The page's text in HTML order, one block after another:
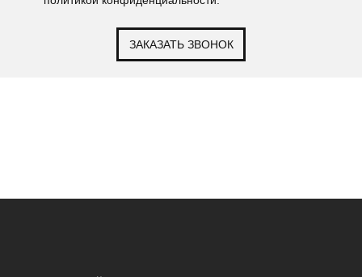
ЗАКАЗАТЬ ЗВОНОК